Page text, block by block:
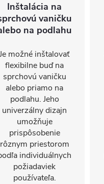
Inštalácia na
vaničku
na podlahu
Je možné inštalovať
flexibilne buď na
sprchovú vaničku
alebo priamo na
podlahu. Jeho
univerzálny dizajn
umožňuje
prispôsobenie
rôznym priestorom
individuálnych
požiadaviek
používateľa.